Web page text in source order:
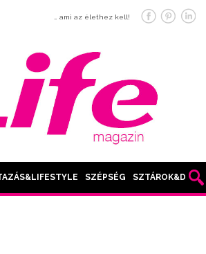
… ami az élethez kell!
SZÉPSÉG SZTÁROK&DIVAT